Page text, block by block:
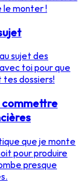
monter !
sujet des
toi pour que
tes dossiers!
commettre
que je monte
pour produire
presque